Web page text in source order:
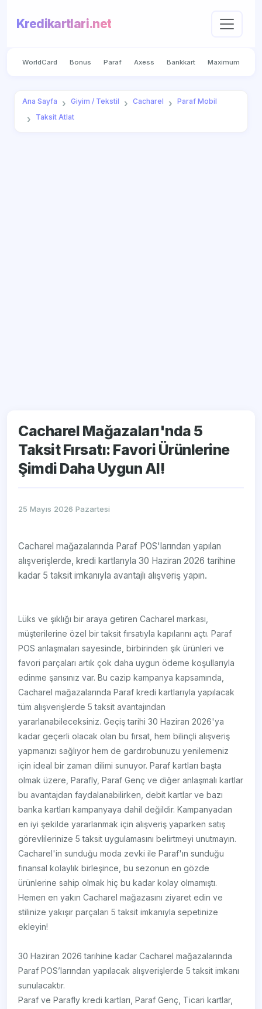
Kredikartlari.net
WorldCard Bonus Paraf Axess Bankkart Maximum
Ana Sayfa Giyim / Tekstil Cacharel
Paraf Mobil
Taksit Atlat
Cacharel Mağazaları'nda 5
Taksit Fırsatı: Favori Ürünlerine
Şimdi Daha Uygun Al!
25 Mayıs 2026 Pazartesi
Cacharel mağazalarında Paraf POS'larından yapılan
alışverişlerde, kredi kartlarıyla 30 Haziran 2026 tarihine
kadar 5 taksit imkanıyla avantajlı alışveriş yapın.
Lüks ve şıklığı bir araya getiren Cacharel markası,
müşterilerine özel bir taksit fırsatıyla kapılarını açtı. Paraf
POS anlaşmaları sayesinde, birbirinden şık ürünleri ve
favori parçaları artık çok daha uygun ödeme koşullarıyla
edinme şansınız var. Bu cazip kampanya kapsamında,
Cacharel mağazalarında Paraf kredi kartlarıyla yapılacak
tüm alışverişlerde 5 taksit avantajından
yararlanabileceksiniz. Geçiş tarihi 30 Haziran 2026'ya
kadar geçerli olacak olan bu fırsat, hem bilinçli alışveriş
yapmanızı sağlıyor hem de gardırobunuzu yenilemeniz
için ideal bir zaman dilimi sunuyor. Paraf kartları başta
olmak üzere, Parafly, Paraf Genç ve diğer anlaşmalı kartlar
bu avantajdan faydalanabilirken, debit kartlar ve bazı
banka kartları kampanyaya dahil değildir. Kampanyadan
en iyi şekilde yararlanmak için alışveriş yaparken satış
görevlilerinize 5 taksit uygulamasını belirtmeyi unutmayın.
Cacharel'in sunduğu moda zevki ile Paraf'ın sunduğu
finansal kolaylık birleşince, bu sezonun en gözde
ürünlerine sahip olmak hiç bu kadar kolay olmamıştı.
Hemen en yakın Cacharel mağazasını ziyaret edin ve
stilinize yakışır parçaları 5 taksit imkanıyla sepetinize
ekleyin!
30 Haziran 2026 tarihine kadar Cacharel mağazalarında
Paraf POS’larından yapılacak alışverişlerde 5 taksit imkanı
sunulacaktır.
Paraf ve Parafly kredi kartları, Paraf Genç, Ticari kartlar,